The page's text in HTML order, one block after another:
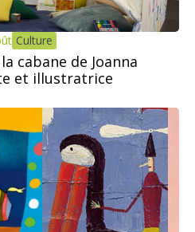
Culture
cabane de Joanna
et illustratrice